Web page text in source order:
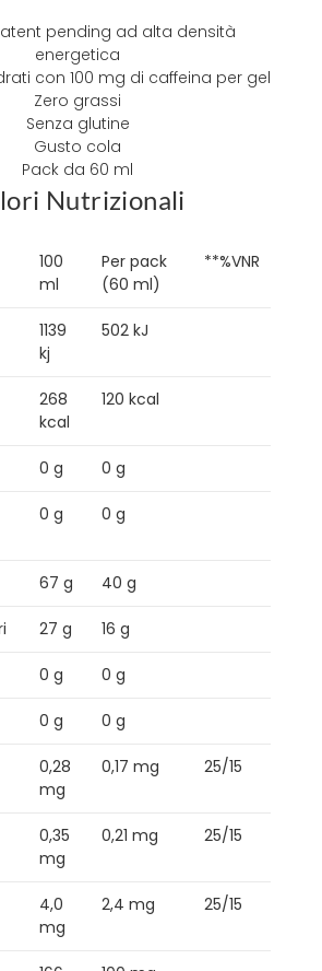
pending ad alta densità
energetica
con 100 mg di caffeina per gel
Zero grassi
Senza glutine
Gusto cola
Pack da 60 ml
Nutrizionali
100
ml
Per pack
(60 ml)
**%VNR
1139
kj
502 kJ
268
kcal
120 kcal
0 g 0 g
0 g 0 g
67 g 40 g
27 g 16 g
0 g 0 g
0 g 0 g
0,28
mg
0,17 mg 25/15
0,35
mg
0,21 mg 25/15
4,0
mg
2,4 mg 25/15